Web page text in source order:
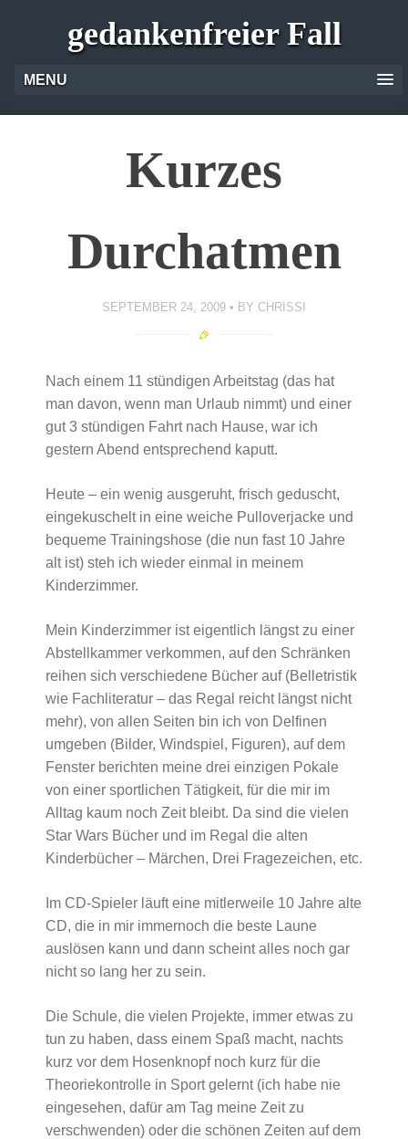
gedankenfreier Fall
MENU
Kurzes
Durchatmen
SEPTEMBER 24, 2009 BY CHRISSI
Nach einem 11 stündigen Arbeitstag (das hat
man davon, wenn man Urlaub nimmt) und einer
gut 3 stündigen Fahrt nach Hause, war ich
gestern Abend entsprechend kaputt.
Heute – ein wenig ausgeruht, frisch geduscht,
eingekuschelt in eine weiche Pulloverjacke und
bequeme Trainingshose (die nun fast 10 Jahre
alt ist) steh ich wieder einmal in meinem
Kinderzimmer.
Mein Kinderzimmer ist eigentlich längst zu einer
Abstellkammer verkommen, auf den Schränken
reihen sich verschiedene Bücher auf (Belletristik
wie Fachliteratur – das Regal reicht längst nicht
mehr), von allen Seiten bin ich von Delfinen
umgeben (Bilder, Windspiel, Figuren), auf dem
Fenster berichten meine drei einzigen Pokale
von einer sportlichen Tätigkeit, für die mir im
Alltag kaum noch Zeit bleibt. Da sind die vielen
Star Wars Bücher und im Regal die alten
Kinderbücher – Märchen, Drei Fragezeichen, etc.
Im CD-Spieler läuft eine mitlerweile 10 Jahre alte
CD, die in mir immernoch die beste Laune
auslösen kann und dann scheint alles noch gar
nicht so lang her zu sein.
Die Schule, die vielen Projekte, immer etwas zu
tun zu haben, dass einem Spaß macht, nachts
kurz vor dem Hosenknopf noch kurz für die
Theoriekontrolle in Sport gelernt (ich habe nie
eingesehen, dafür am Tag meine Zeit zu
verschwenden) oder die schönen Zeiten auf dem